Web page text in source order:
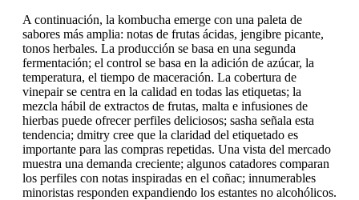
A continuación, la kombucha emerge con una paleta de
sabores más amplia: notas de frutas ácidas, jengibre picante,
tonos herbales. La producción se basa en una segunda
fermentación; el control se basa en la adición de azúcar, la
temperatura, el tiempo de maceración. La cobertura de
vinepair se centra en la calidad en todas las etiquetas; la
mezcla hábil de extractos de frutas, malta e infusiones de
hierbas puede ofrecer perfiles deliciosos; sasha señala esta
tendencia; dmitry cree que la claridad del etiquetado es
importante para las compras repetidas. Una vista del mercado
muestra una demanda creciente; algunos catadores comparan
los perfiles con notas inspiradas en el coñac; innumerables
minoristas responden expandiendo los estantes no alcohólicos.